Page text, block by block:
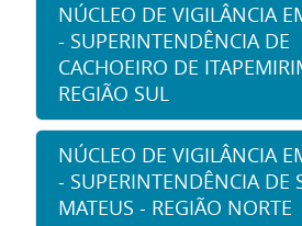
NÚCLEO DE VIGILÂNCIA
- SUPERINTENDÊNCIA DE
CACHOEIRO DE
REGIÃO SUL
NÚCLEO DE VIGILÂNCIA
- SUPERINTENDÊNCIA DE
MATEUS - REGIÃO NORTE